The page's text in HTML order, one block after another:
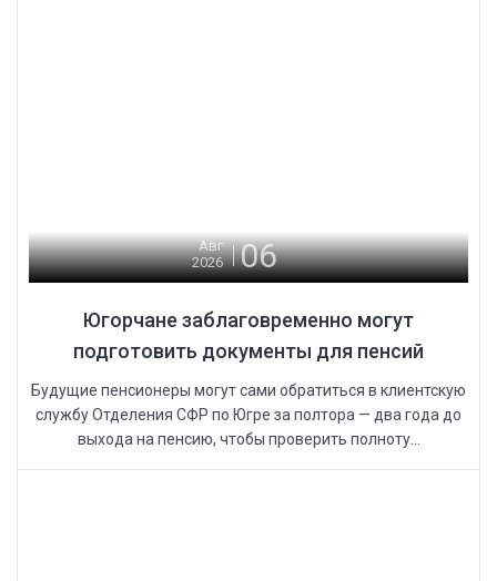
Авг
2026
06
Югорчане заблаговременно могут
подготовить документы для пенсий
Будущие пенсионеры могут сами обратиться в клиентскую
службу Отделения СФР по Югре за полтора — два года до
выхода на пенсию, чтобы проверить полноту...